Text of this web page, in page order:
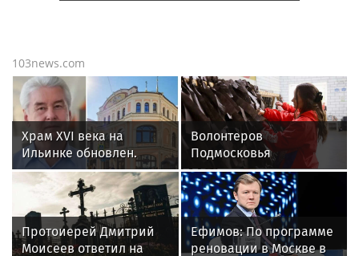
103news.com
Храм XVI века на
Ильинке обновлен.
Собянин рассказал об
итогах работ
Волонтеров
Подмосковья
пригласили подать
заявку на знак
«Доброволец России»
Протоиерей Дмитрий
Моисеев ответил на
Ефимов: По программе
реновации в Москве в